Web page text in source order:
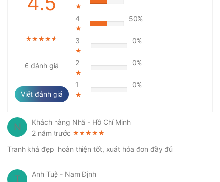
★★★★★
★★★★★
★★★★★
6 đánh giá
Viết đánh giá
★
4
★
50%
3
★
0%
2
★
0%
1
★
0%
N
Khách hàng Nhã - Hồ Chí Minh
2 năm trước ★★★★★
★★★★★
★★★★★
Tranh khá đẹp, hoàn thiện tốt, xuát hóa đơn đầy đủ
T
Anh Tuệ - Nam Định